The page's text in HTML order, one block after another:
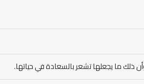
ذلك ما يجعلها تشعر بالسعادة في حياتها.